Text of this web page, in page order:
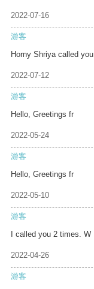
2022-07-16
游客
Horny Shriya called you
2022-07-12
游客
Hello, Greetings fr
2022-05-24
游客
Hello, Greetings fr
2022-05-10
游客
I called you 2 times. W
2022-04-26
游客